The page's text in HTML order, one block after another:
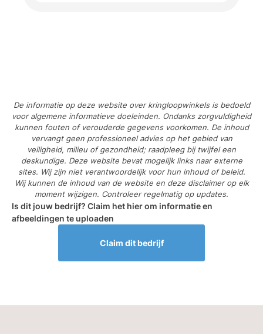
De informatie op deze website over kringloopwinkels is bedoeld
voor algemene informatieve doeleinden. Ondanks zorgvuldigheid
kunnen fouten of verouderde gegevens voorkomen. De inhoud
vervangt geen professioneel advies op het gebied van
veiligheid, milieu of gezondheid; raadpleeg bij twijfel een
deskundige. Deze website bevat mogelijk links naar externe
sites. Wij zijn niet verantwoordelijk voor hun inhoud of beleid.
Wij kunnen de inhoud van de website en deze disclaimer op elk
moment wijzigen. Controleer regelmatig op updates.
Is dit jouw bedrijf? Claim het hier om informatie en
afbeeldingen te uploaden
Claim dit bedrijf